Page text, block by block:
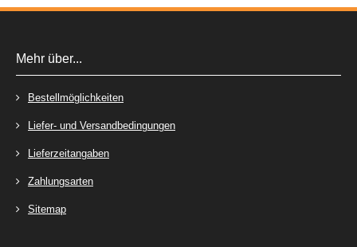
Mehr über...
Bestellmöglichkeiten
Liefer- und Versandbedingungen
Lieferzeitangaben
Zahlungsarten
Sitemap